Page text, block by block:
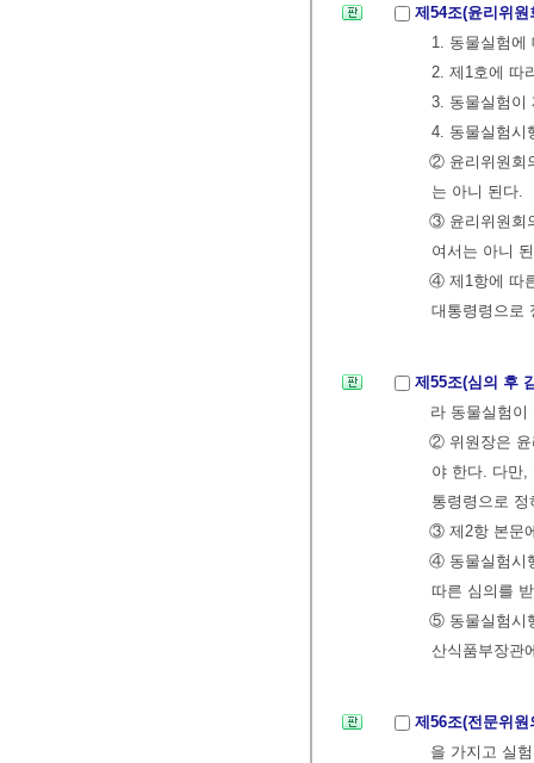
제54조(윤리위
1. 동물실험에
2. 제1호에 따
3. 동물실험이
4. 동물실험시
② 윤리위원회
는 아니 된다.
③ 윤리위원회
여서는 아니
④ 제1항에 따
대통령령으로
제55조(심의 후
라 동물실험
② 위원장은 윤
야 한다. 다만,
통령령으로
③ 제2항 본문
④ 동물실험시
따른 심의를
⑤ 동물실험시
산식품부장관
제56조(전문위
을 가지고 실